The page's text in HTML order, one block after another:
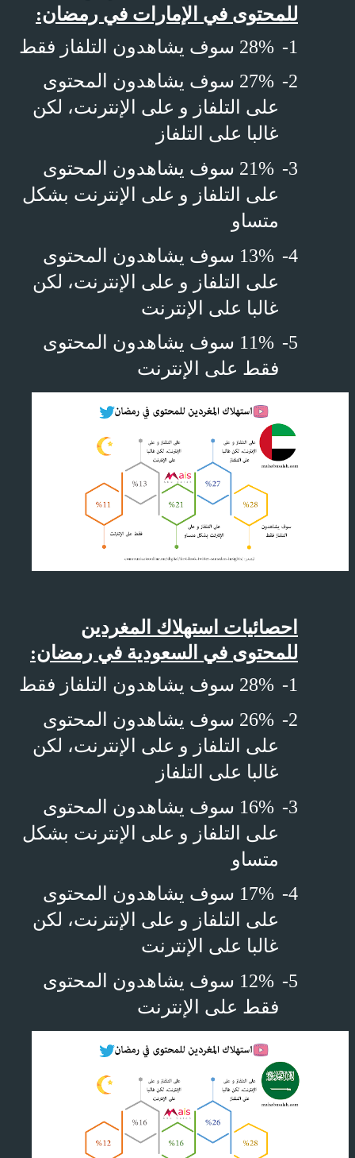
للمحتوى في الإمارات في رمضان:
1-
28% سوف يشاهدون التلفاز فقط
2-
27% سوف يشاهدون المحتوى
على التلفاز و على الإنترنت، لكن
غالبا على التلفاز
3-
21% سوف يشاهدون المحتوى
على التلفاز و على الإنترنت بشكل
متساو
4-
13% سوف يشاهدون المحتوى
على التلفاز و على الإنترنت، لكن
غالبا على الإنترنت
5-
11% سوف يشاهدون المحتوى
فقط على الإنترنت
احصائيات استهلاك المغردين
للمحتوى في السعودية في رمضان:
1-
28% سوف يشاهدون التلفاز فقط
2-
26% سوف يشاهدون المحتوى
على التلفاز و على الإنترنت، لكن
غالبا على التلفاز
3-
16% سوف يشاهدون المحتوى
على التلفاز و على الإنترنت بشكل
متساو
4-
17% سوف يشاهدون المحتوى
على التلفاز و على الإنترنت، لكن
غالبا على الإنترنت
5-
12% سوف يشاهدون المحتوى
فقط على الإنترنت